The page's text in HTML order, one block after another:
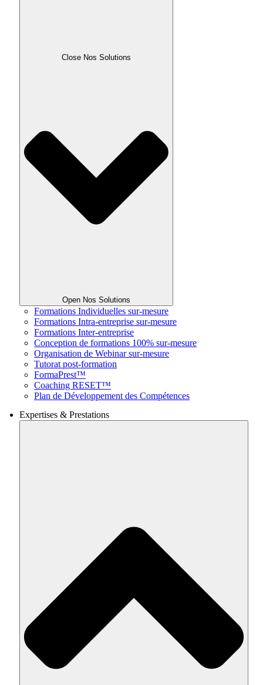
Close Nos Solutions
Open Nos Solutions
Formations Individuelles sur-mesure
Formations Intra-entreprise sur-mesure
Formations Inter-entreprise
Conception de formations 100% sur-mesure
Organisation de Webinar sur-mesure
Tutorat post-formation
FormaPrest™
Coaching RESET™
Plan de Développement des Compétences
Expertises & Prestations